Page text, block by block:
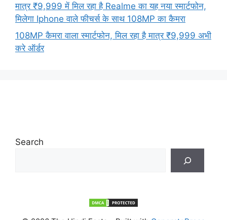
मात्र ₹9,999 में मिल रहा है Realme का यह नया स्मार्टफोन,
मिलेगा Iphone वाले फीचर्स के साथ 108MP का कैमरा
108MP कैमरा वाला स्मार्टफोन, मिल रहा है मात्र ₹9,999 अभी
करे ऑर्डर
Search